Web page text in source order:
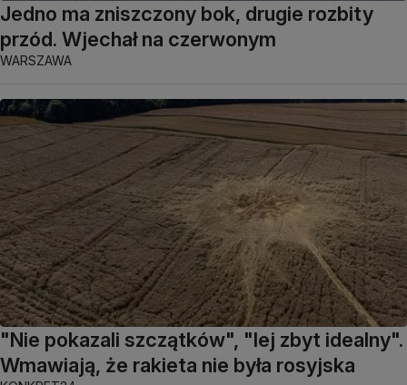
Jedno ma zniszczony bok, drugie rozbity
przód. Wjechał na czerwonym
WARSZAWA
"Nie pokazali szczątków", "lej zbyt idealny".
Wmawiają, że rakieta nie była rosyjska